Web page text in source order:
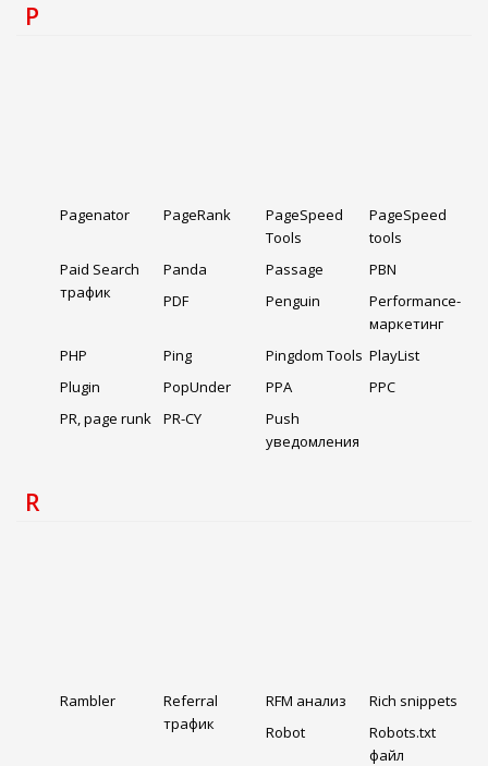
P
Pagenator PageRank
PageSpeed
Tools
PageSpeed
tools
Paid Search
трафик
Panda Passage
PBN
PDF
Penguin
Performance-
маркетинг
PHP
Ping Pingdom Tools PlayList
Plugin
PopUnder PPA
PPC
PR, page runk
PR-CY
Push
уведомления
R
Rambler
Referral
трафик
RFM анализ
Rich snippets
Robot
Robots.txt
файл